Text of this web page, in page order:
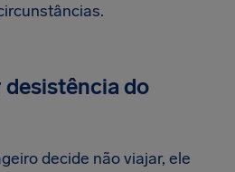
desistência do
decide não viajar, ele